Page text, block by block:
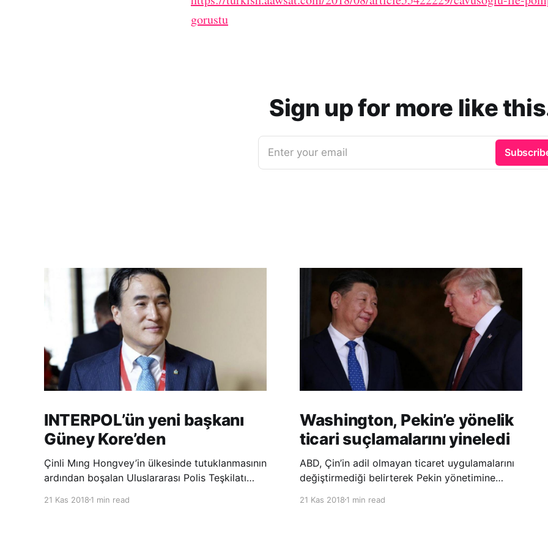
gorustu
Sign up for more like
Enter your email
INTERPOL’ün yeni başkanı
Güney Kore’den
Çinli Mıng Hongvey’in ülkesinde tutuklanmasının
ardından boşalan Uluslararası Polis Teşkilatı
Jong Yang seçildi. INTERPOL Genel Kurulu’nun
21 Kas 2018 1 min read
Washington, Pekin’e yönelik
ticari suçlamalarını yineledi
ABD, Çin’in adil olmayan ticaret uygulamalarını
değiştirmediği belirterek Pekin yönetimine
Temsilciliği’nin Çin’in fikri mülkiyet ve teknoloji
21 Kas 20181 min read